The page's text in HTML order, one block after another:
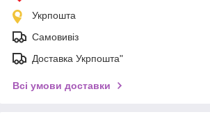
Укрпошта
Самовивіз
Доставка Укрпошта"
Всі умови доставки